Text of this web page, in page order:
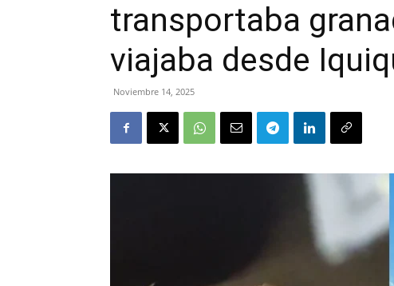
transportaba
viajaba desde
Noviembre 14, 2025